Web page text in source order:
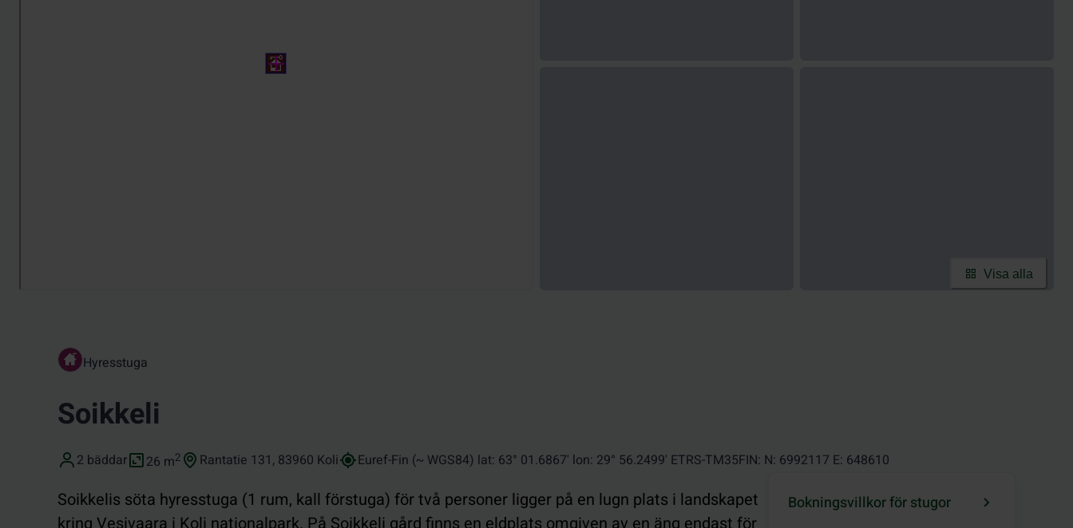
Visa alla
Hyresstuga
Soikkeli
Bäddplatser
2 bäddarYta (i kvadratmeter)
26 m2AdressRantatie 131, 83960 KoliKoordinater
Euref-Fin (~ WGS84) lat: 63° 01.6867' lon: 29° 56.2499' ETRS-TM35FIN: N: 6992117 E: 648610
Soikkelis söta hyresstuga (1 rum, kall förstuga) för två personer ligger på en lugn plats i landskapet
kring Vesivaara i Koli nationalpark. På Soikkeli gård finns en eldplats omgiven av en äng endast för
Bokningsvillkor för stugor